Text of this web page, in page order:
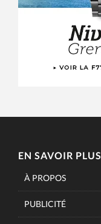
EN SAVOIR PLUS
À PROPOS
PUBLICITÉ